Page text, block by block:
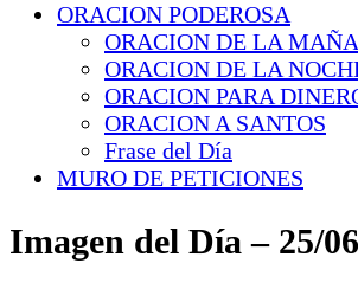
ORACION PODEROSA
ORACION DE LA
ORACION DE LA
ORACION PARA
ORACION A SANTOS
Frase del Día
MURO DE PETICIONES
Imagen del Día – 25/